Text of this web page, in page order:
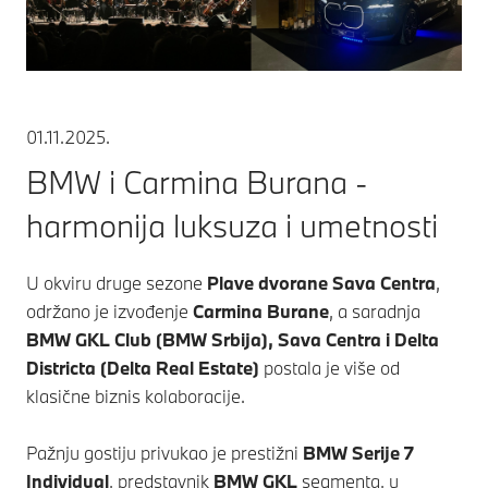
01.11.2025.
BMW i Carmina Burana -
harmonija luksuza i umetnosti
U okviru druge sezone Plave dvorane Sava Centra,
održano je izvođenje Carmina Burane, a saradnja
BMW GKL Club (BMW Srbija), Sava Centra i Delta
Districta (Delta Real Estate) postala je više od
klasične biznis kolaboracije.
Pažnju gostiju privukao je prestižni BMW Serije 7
Individual, predstavnik BMW GKL segmenta, u